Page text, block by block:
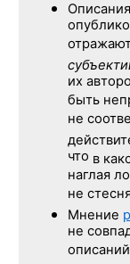
их
быть
не
что в
наглая
не
Мнение
не